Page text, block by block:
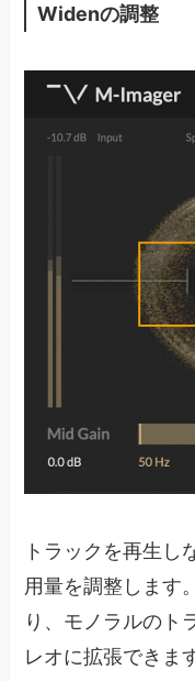
Widenの調整
トラックを再生し
用量を調整します
り、モノラルのト
レオに拡張できま